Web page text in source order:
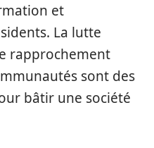
et
La lutte
rapprochement
sont des
bâtir une société